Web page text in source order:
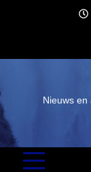
Nieuws en